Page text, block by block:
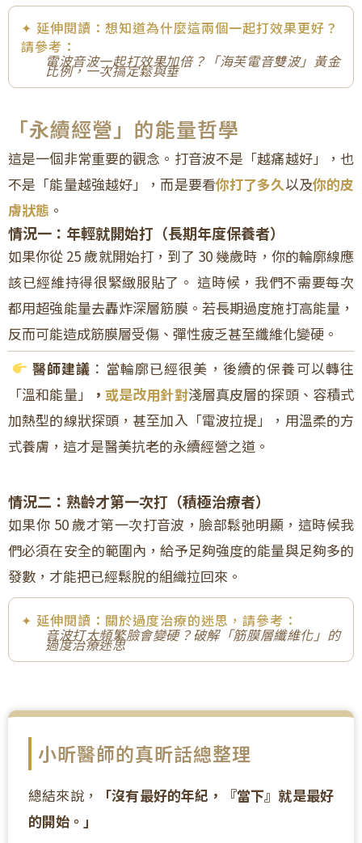
✦ 延伸閱讀：想知道為什麼這兩個一起打效果更好？
請參考：
電波音波一起打效果加倍？「海芙電音雙波」黃金
比例，一次搞定鬆與垂
「永續經營」的能量哲學
這是一個非常重要的觀念。打音波不是「越痛越好」，也
不是「能量越強越好」，而是要看你打了多久以及你的皮
膚狀態 。
情況一：年輕就開始打（長期年度保養者）
如果你從 25 歲就開始打，到了 30 幾歲時，你的輪廓線應
該已經維持得很緊緻服貼了。 這時候，我們不需要每次
都用超強能量去轟炸深層筋膜。若長期過度施打高能量，
反而可能造成筋膜層受傷、彈性疲乏甚至纖維化變硬。
醫師建議 ：當輪廓已經很美，後續的保養可以轉往
「溫和能量」
， 或是改用針對淺層真皮層的探頭、容積式
加熱型的線狀探頭，甚至加入「電波拉提」，用溫柔的方
式養膚，這才是醫美抗老的永續經營之道。
情況二：熟齡才第一次打（積極治療者）
如果你 50 歲才第一次打音波，臉部鬆弛明顯，這時候我
們必須在安全的範圍內，給予足夠強度的能量與足夠多的
發數，才能把已經鬆脫的組織拉回來。
✦ 延伸閱讀：關於過度治療的迷思，請參考：
音波打太頻繁臉會變硬？破解「筋膜層纖維化」的
過度治療迷思
小昕醫師的真昕話總整理
總結來說，
「沒有最好的年紀，『當下』就是最好
的開始。」